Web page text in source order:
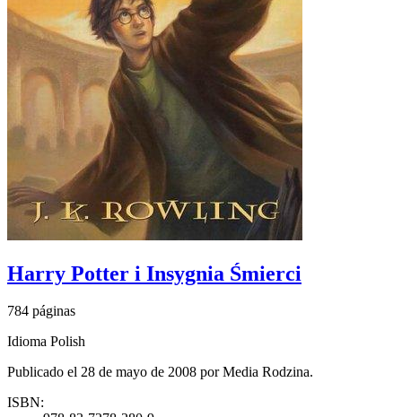
Harry Potter i Insygnia Śmierci
784 páginas
Idioma Polish
Publicado el 28 de mayo de 2008 por Media Rodzina.
ISBN: